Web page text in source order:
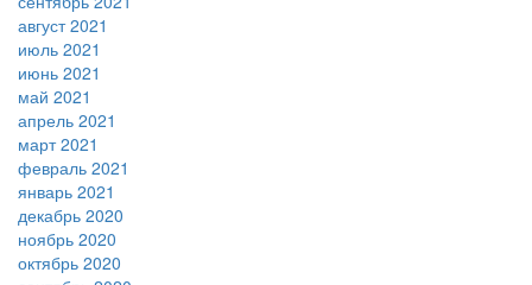
август 2021
июль 2021
июнь 2021
май 2021
апрель 2021
март 2021
февраль 2021
январь 2021
декабрь 2020
ноябрь 2020
октябрь 2020